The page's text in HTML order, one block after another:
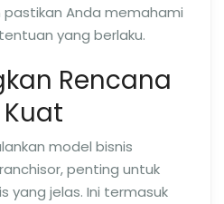
Anda memahami
yang berlaku.
Rencana
model bisnis
penting untuk
yang jelas. Ini termasuk